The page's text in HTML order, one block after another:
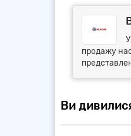
продажу
Ви